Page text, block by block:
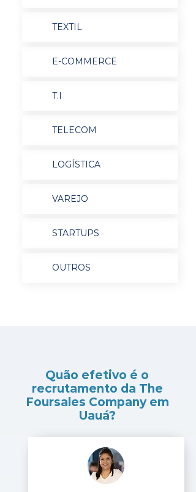
TEXTIL
E-COMMERCE
T.I
TELECOM
LOGÍSTICA
VAREJO
STARTUPS
OUTROS
Quão efetivo é o
recrutamento da The
Foursales Company em
Uauá?